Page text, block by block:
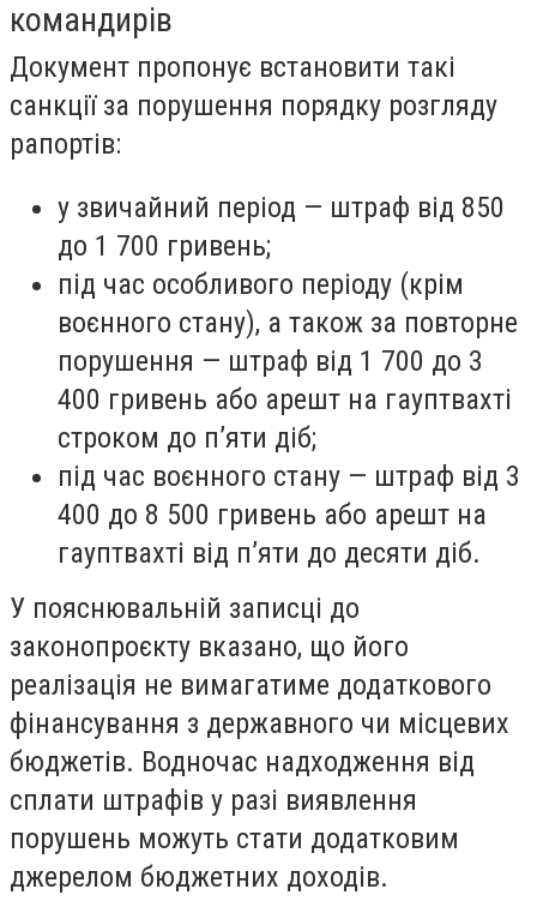
командирів
Документ пропонує встановити такі
санкції за порушення порядку розгляду
рапортів:
у звичайний період — штраф від 850
до 1 700 гривень;
під час особливого періоду (крім
воєнного стану), а також за повторне
порушення — штраф від 1 700 до 3
400 гривень або арешт на гауптвахті
строком до п’яти діб;
під час воєнного стану — штраф від 3
400 до 8 500 гривень або арешт на
гауптвахті від п’яти до десяти діб.
У пояснювальній записці до
законопроєкту вказано, що його
реалізація не вимагатиме додаткового
фінансування з державного чи місцевих
бюджетів. Водночас надходження від
сплати штрафів у разі виявлення
порушень можуть стати додатковим
джерелом бюджетних доходів.